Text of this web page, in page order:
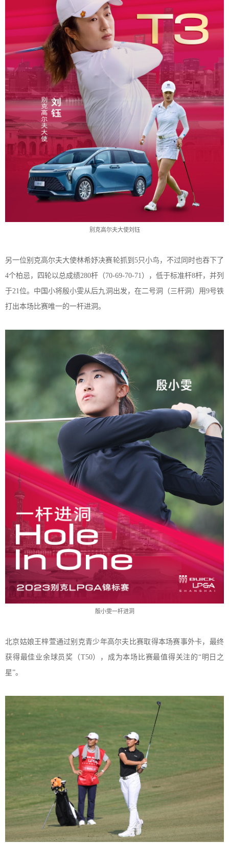
别克高尔夫大使刘钰
另一位别克高尔夫大使林希妤决赛轮抓到 5只小鸟 ， 不过同时也吞下了
4个柏忌 ， 四轮以总成绩280杆 （70-69-70-71 ）， 低于标准杆8杆， 并列
于21位。 中国小将殷小雯从后九洞出发，在二号洞（三杆洞）用9号铁
打出本场比赛唯一的一杆进洞。
殷小雯一杆进洞
北京姑娘王梓萱通过别克青少年高尔夫比赛取得本场赛事外卡，最终
获得最佳业余球员奖（T50）， 成为本场比赛最值得关注的“明日 之
星”。